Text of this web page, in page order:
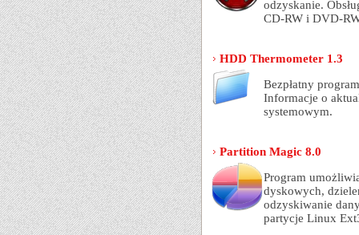
odzyskanie.
CD-RW i DVD-
HDD Thermometer 1.3
Bezpłatny
Informacje o
systemowym.
Partition Magic 8.0
Program
dyskowych,
odzyskiwanie
partycje Linux